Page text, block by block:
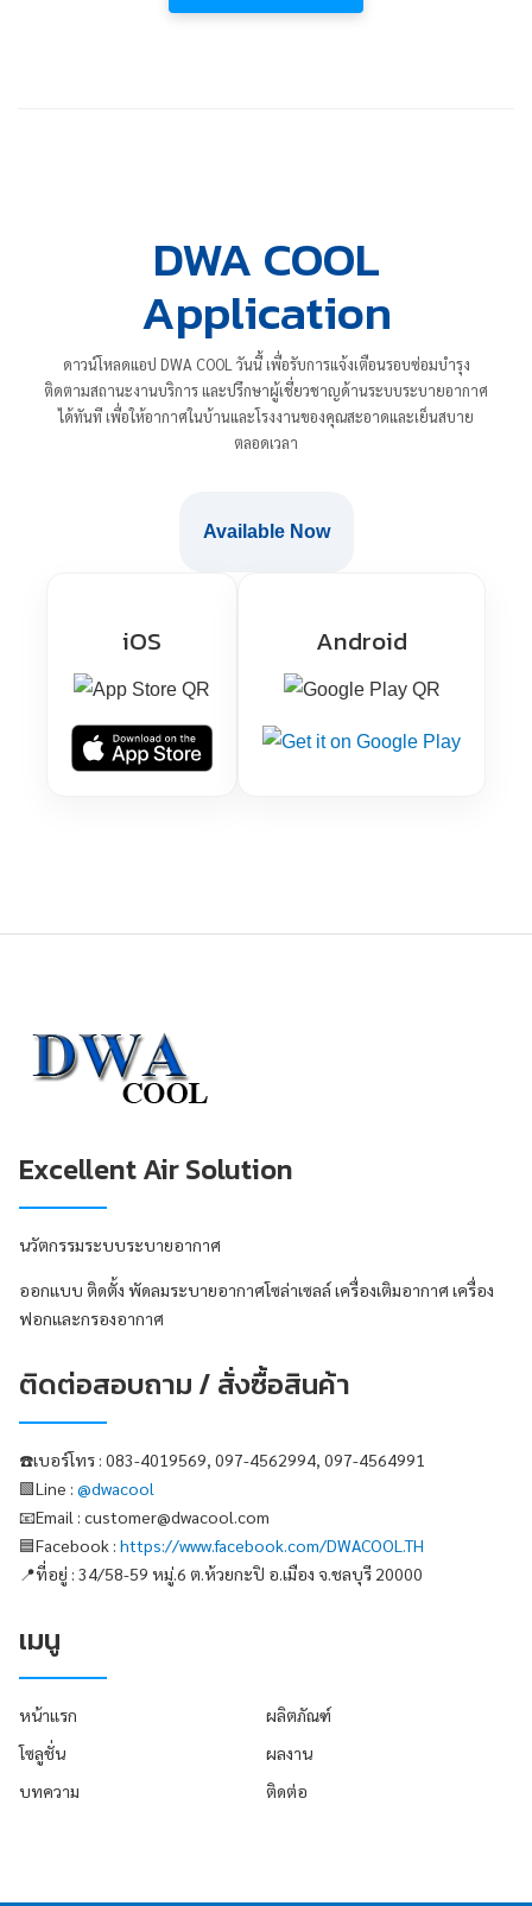
DWA COOL
Application
ดาวน์โหลดแอป DWA COOL วันนี้ เพื่อรับการแจ้งเตือนรอบซ่อมบำรุง
ติดตามสถานะงานบริการ และปรึกษาผู้เชี่ยวชาญด้านระบบระบายอากาศ
ได้ทันที เพื่อให้อากาศในบ้านและโรงงานของคุณสะอาดและเย็นสบาย
ตลอดเวลา
Available Now
iOS Android
Excellent Air Solution
นวัตกรรมระบบระบายอากาศ
ออกแบบ ติดตั้ง พัดลมระบายอากาศโซล่าเซลล์ เครื่องเติมอากาศ เครื่อง
ฟอกและกรองอากาศ
ติดต่อสอบถาม / สั่งซื้อสินค้า
☎️เบอร์โทร : 083-4019569, 097-4562994, 097-4564991
🟩Line : @dwacool
📧Email : customer@dwacool.com
🟦Facebook : https://www.facebook.com/DWACOOL.TH
📍ที่อยู่ : 34/58-59 หมู่.6 ต.ห้วยกะปิ อ.เมือง จ.ชลบุรี 20000
เมนู
หน้าแรก
ผลิตภัณฑ์
โซลูชั่น
ผลงาน
บทความ
ติดต่อ